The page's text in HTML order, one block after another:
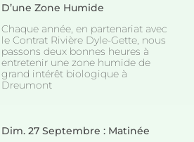
D’une Zone Humide
Chaque année, en partenariat avec
le Contrat Rivière Dyle-Gette, nous
passons deux bonnes heures à
entretenir une zone humide de
grand intérêt biologique à
Dreumont
Dim. 27 Septembre : Matinée